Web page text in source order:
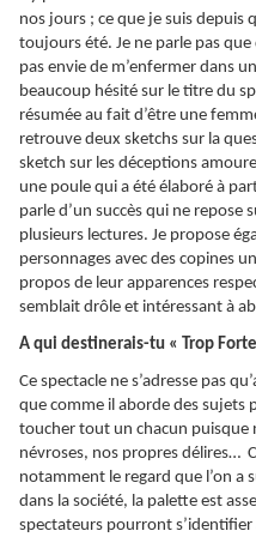
nos jours ; ce que je suis depuis
toujours été. Je ne parle pas que
pas envie de m’enfermer dans
beaucoup hésité sur le titre du
résumée au fait d’être une
retrouve deux sketchs sur la
sketch sur les déceptions
une poule qui a été élaboré à
parle d’un succès qui ne repose
plusieurs lectures. Je propose
personnages avec des copines
propos de leur apparences
semblait drôle et intéressant à
A qui destinerais-tu « Trop
Ce spectacle ne s’adresse pas
que comme il aborde des sujets
toucher tout un chacun puisque
névroses, nos propres délires…
notamment le regard que l’on a
dans la société, la palette est
spectateurs pourront